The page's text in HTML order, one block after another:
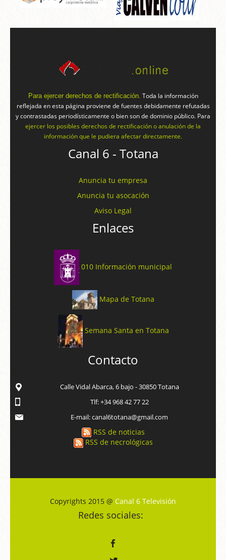
Para ejercer derechos de rectificación. Toda la información
reflejada en esta página proviene de fuentes debidamente refutadas
y contrastadas periodísticamente o bien son de dominio público. Para
ejercer los posibles derechos de rectificación o anulación de la
información que le pudiera afectar directamente.
Canal 6 - Totana
Anuncia tu empresa
Anuncia tu asocación
Aviso Legal
Enlaces
010 Información municipal
Mapa de Totana
Semana Santa en Totana
Contacto
Calle Vidal Abarca, 6 bajo - 30850 Totana
Tlf: +34 968 42 77 22
E-mail: canal6totana@gmail.com
RSS de noticias
RSS de necrológicas
Copyrights 2015 @ Canal 6 Televisión
Redes sociales: